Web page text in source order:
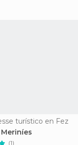
turístico en Fez
(1)